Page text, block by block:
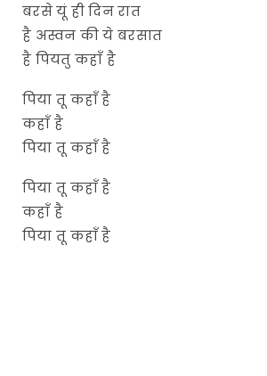
बरसे यूं ही दिन रात
है अस्वन की ये बरसात
है पियतु कहाँ है
पिया तू कहाँ है
कहाँ है
पिया तू कहाँ है
पिया तू कहाँ है
कहाँ है
पिया तू कहाँ है